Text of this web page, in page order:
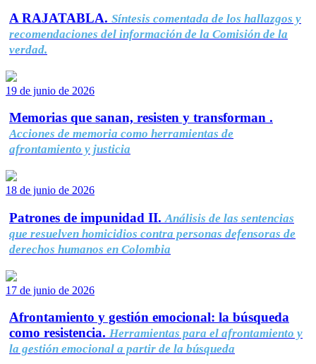
A RAJATABLA. Síntesis comentada de los hallazgos y
recomendaciones del información de la Comisión de la
verdad.
19 de junio de 2026
Memorias que sanan, resisten y transforman .
Acciones de memoria como herramientas de
afrontamiento y justicia
18 de junio de 2026
Patrones de impunidad II. Análisis de las sentencias
que resuelven homicidios contra personas defensoras de
derechos humanos en Colombia
17 de junio de 2026
Afrontamiento y gestión emocional: la búsqueda
como resistencia. Herramientas para el afrontamiento y
la gestión emocional a partir de la búsqueda